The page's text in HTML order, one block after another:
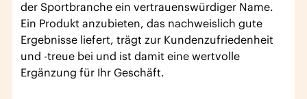
der Sportbranche ein vertrauenswürdiger Name.
Ein Produkt anzubieten, das nachweislich gute
Ergebnisse liefert, trägt zur Kundenzufriedenheit
und -treue bei und ist damit eine wertvolle
Ergänzung für Ihr Geschäft.